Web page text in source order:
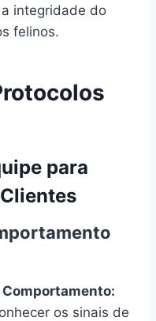
integridade do
felinos.
para
os sinais de